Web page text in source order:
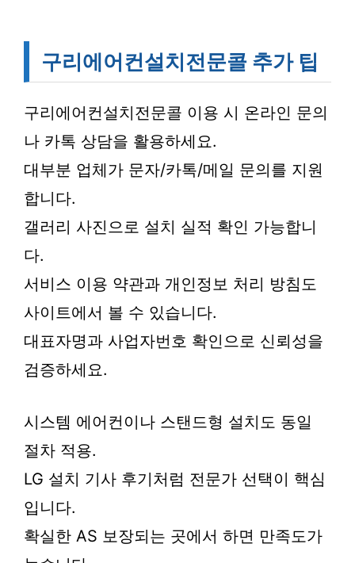
구리에어컨설치전문콜 추가 팁
구리에어컨설치전문콜 이용 시 온라인 문의
나 카톡 상담을 활용하세요.
대부분 업체가 문자/카톡/메일 문의를 지원
합니다.
갤러리 사진으로 설치 실적 확인 가능합니
다.
서비스 이용 약관과 개인정보 처리 방침도
사이트에서 볼 수 있습니다.
대표자명과 사업자번호 확인으로 신뢰성을
검증하세요.
시스템 에어컨이나 스탠드형 설치도 동일
절차 적용.
LG 설치 기사 후기처럼 전문가 선택이 핵심
입니다.
확실한 AS 보장되는 곳에서 하면 만족도가